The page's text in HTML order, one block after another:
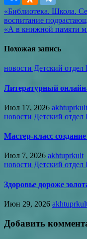
Навигация
по
«Библиотека. Школа.
воспитание
«А в книжной памяти
Похожая запись
новости Детский
Литературный
Июл 17, 2026 akhtuprkult
новости Детский
Мастер-класс
Июл 7, 2026 akhtuprkult
новости Детский
Здоровье дороже
Июн 29, 2026
Добавить